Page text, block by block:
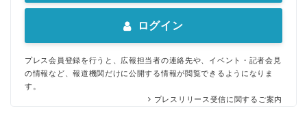
ログイン
プレス会員登録を行うと、広報担当者の連絡先や、イベント・記者会見
の情報など、報道機関だけに公開する情報が閲覧できるようになりま
す。
プレスリリース受信に関するご案内